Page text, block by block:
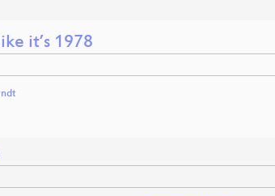
it’s 1978